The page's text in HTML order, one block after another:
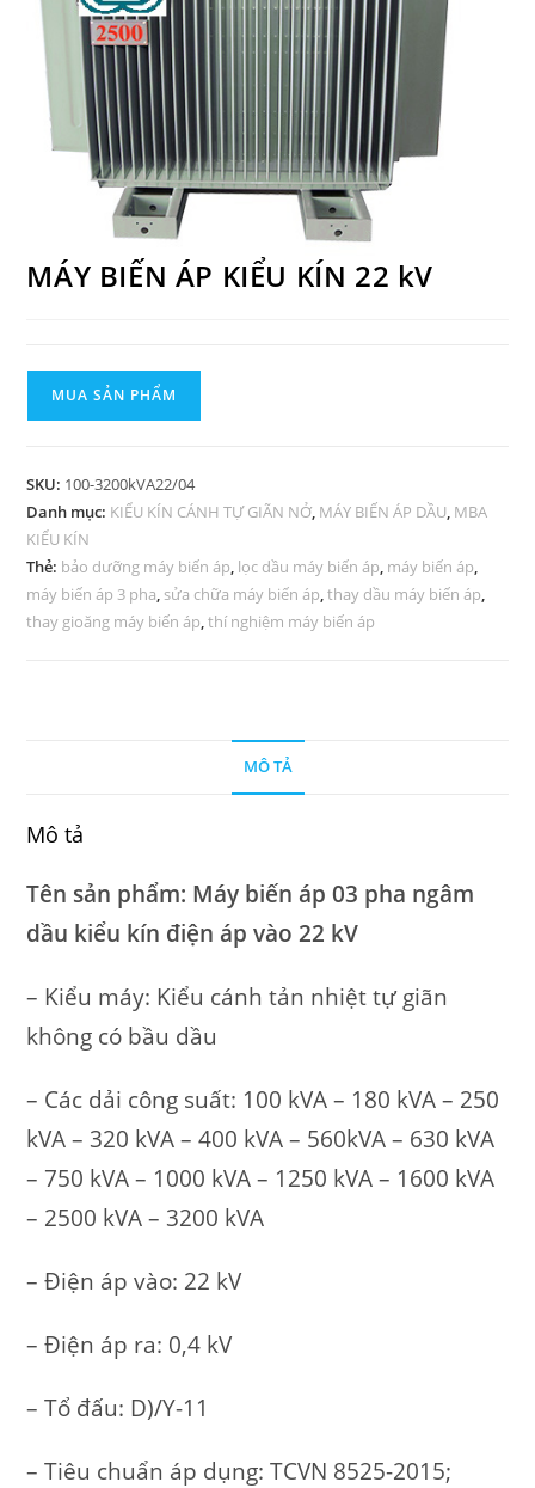
MÁY BIẾN ÁP KIỂU KÍN 22 kV
MUA SẢN PHẨM
SKU: 100-3200kVA22/04
Danh mục: KIỂU KÍN CÁNH TỰ GIÃN NỞ, MÁY BIẾN ÁP DẦU, MBA
KIỂU KÍN
Thẻ: bảo dưỡng máy biến áp, lọc dầu máy biến áp, máy biến áp,
máy biến áp 3 pha, sửa chữa máy biến áp,thay dầu máy biến áp,
thay gioăng máy biến áp,thí nghiệm máy biến áp
MÔ TẢ
Mô tả
Tên sản phẩm: Máy biến áp 03 pha ngâm
dầu kiểu kín điện áp vào 22 kV
– Kiểu máy: Kiểu cánh tản nhiệt tự giãn
không có bầu dầu
– Các dải công suất: 100 kVA – 180 kVA – 250
kVA – 320 kVA – 400 kVA – 560kVA – 630 kVA
– 750 kVA – 1000 kVA – 1250 kVA – 1600 kVA
– 2500 kVA – 3200 kVA
– Điện áp vào: 22 kV
– Điện áp ra: 0,4 kV
– Tổ đấu: D)/Y-11
– Tiêu chuẩn áp dụng: TCVN 8525-2015;